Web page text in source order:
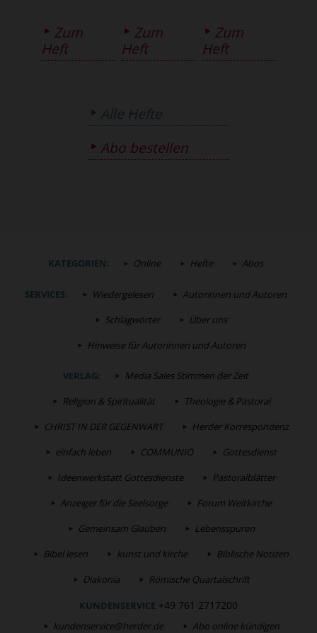
Zum
Heft
Zum
Heft
Zum
Heft
Alle Hefte
Abo bestellen
KATEGORIEN: Online Hefte Abos
SERVICES: Wiedergelesen
Autorinnen und Autoren
Schlagwörter
Über uns
Hinweise für Autorinnen und Autoren
VERLAG:
Media Sales Stimmen der Zeit
Religion & Spiritualität
Theologie & Pastoral
CHRIST IN DER GEGENWART
Herder Korrespondenz
einfach leben
COMMUNIO
Gottesdienst
Ideenwerkstatt Gottesdienste
Pastoralblätter
Anzeiger für die Seelsorge
Forum Weltkirche
Gemeinsam Glauben
Lebensspuren
Bibel lesen
kunst und kirche
Biblische Notizen
Diakonia
Römische Quartalschrift
KUNDENSERVICE +49 761 2717200
kundenservice@herder.de Abo online kündigen